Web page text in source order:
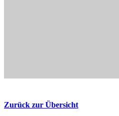
Zurück zur Übersicht